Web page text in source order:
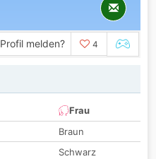
Profil melden? 4
Frau
Braun
Schwarz